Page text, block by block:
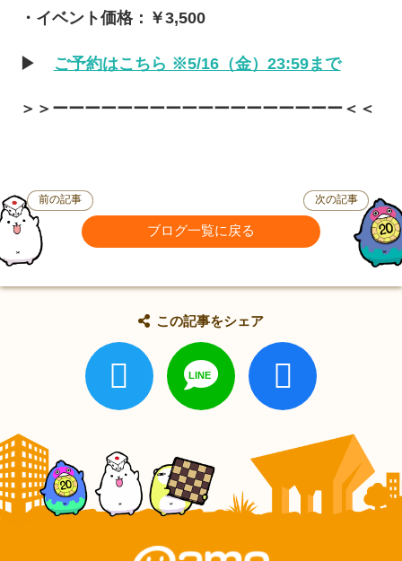
・イベント価格：￥3,500
▶ ご予約はこちら ※5/16（金）23:59まで
＞＞ーーーーーーーーーーーーーーーーーー＜＜
前の記事
ブログ一覧に戻る
次の記事
この記事をシェア